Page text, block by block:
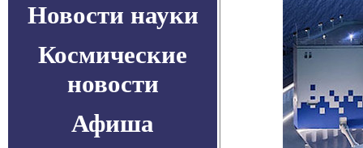
Новости науки
Космические
новости
Афиша